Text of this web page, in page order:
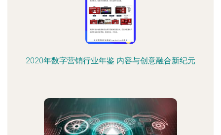
2020年数字营销行业年鉴 内容与创意融合新纪元